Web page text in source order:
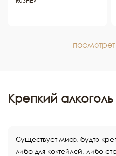
Крепкий алкоголь
Существует миф, будто
либо для коктейлей, либо